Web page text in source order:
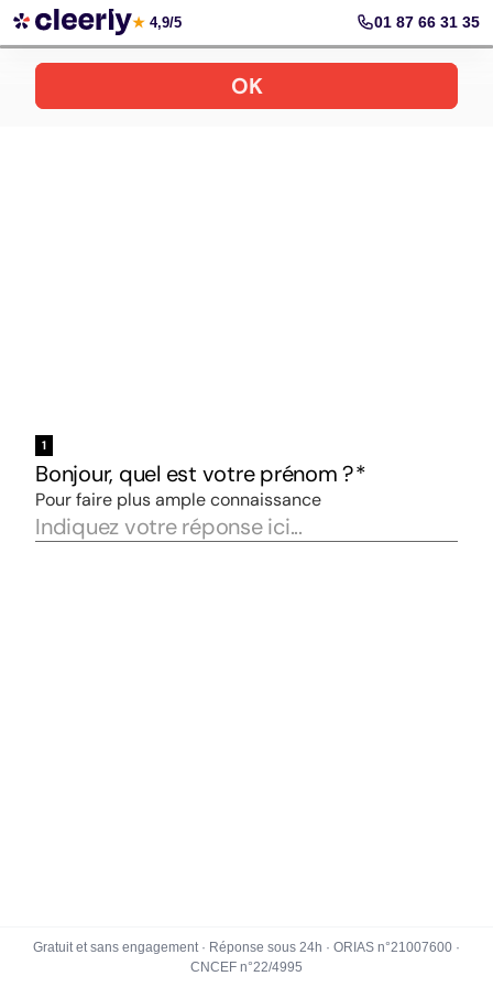
Votre simulation gratuite et personnalisée
★ 4,9/5 01 87 66 31 35
Gratuit et sans engagement · Réponse sous 24h · ORIAS n°21007600 ·
CNCEF n°22/4995